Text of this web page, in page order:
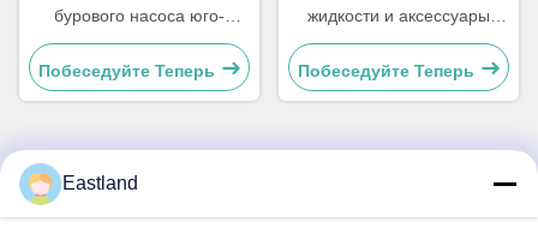
бурового насоса юго-
западного типа Gardner
Denver PZ10/PZ11
Побеседуйте Теперь
жидкости и аксессуары
насоса для грязи
Побеседуйте Теперь
Быстрый контакт
Eastland